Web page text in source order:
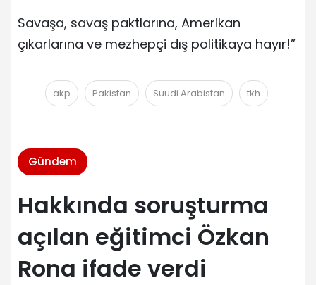
Savaşa, savaş paktlarına, Amerikan
çıkarlarına ve mezhepçi dış politikaya hayır!”
akp Pakistan Suudi Arabistan tkh
Gündem
Hakkında soruşturma
açılan eğitimci Özkan
Rona ifade verdi